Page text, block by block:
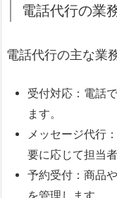
電話代行の業
電話代行の主な業
受付対応：電話
ます。
メッセージ代行
要に応じて担当
予約受付：商品